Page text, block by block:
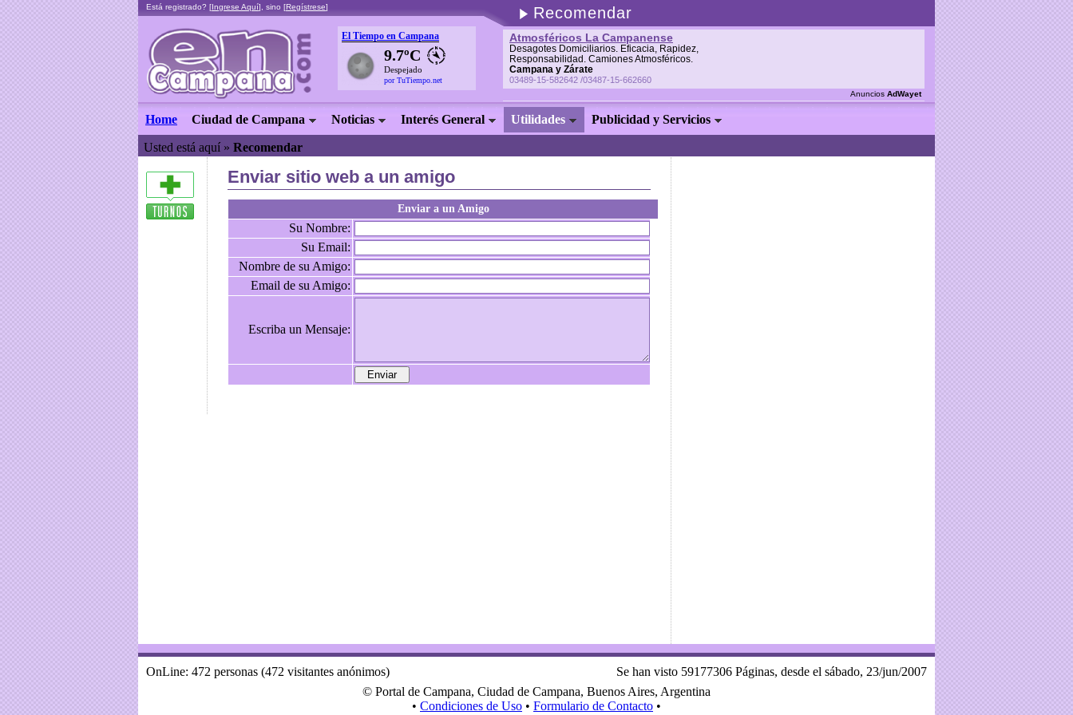
Está registrado? [Ingrese Aquí], sino [Regístrese] Recomendar
Atmosféricos La Campanense
Desagotes Domiciliarios. Eficacia, Rapidez,
Responsabilidad. Camiones Atmosféricos.
Campana y Zárate
03489-15-582642 /03487-15-662660
Anuncios AdWayet
El Tiempo en Campana
9.7ºC
Despejado
por TuTiempo.net
Home Ciudad de Campana Noticias Interés General Utilidades Publicidad y Servicios
Usted está aquí » Recomendar
Enviar sitio web a un amigo
Enviar a un Amigo
Su Nombre:
Su Email:
Nombre de su Amigo:
Email de su Amigo:
Escriba un Mensaje:
Se han visto 59177306 Páginas, desde el sábado, 23/jun/2007
OnLine: 472 personas (472 visitantes anónimos)
© Portal de Campana, Ciudad de Campana, Buenos Aires, Argentina
• Condiciones de Uso • Formulario de Contacto •